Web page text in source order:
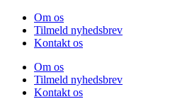
Videre
indhold
Om os
Tilmeld nyhedsbrev
Kontakt os
Om os
Tilmeld nyhedsbrev
Kontakt os